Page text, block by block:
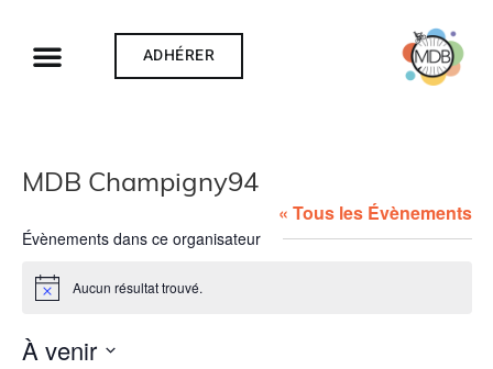
ADHÉRER
MDB Champigny94
« Tous les Évènements
Évènements dans ce organisateur
Notice Aucun résultat trouvé.
À venir